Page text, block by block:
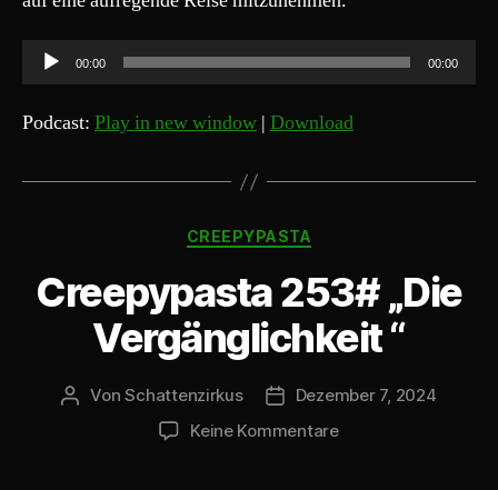
u
d
00:00 00:00
Podcast: Play in new window | Download
Kategorien
CREEPYPASTA
Creepypasta 253# „Die
Vergänglichkeit “
Beitragsautor
VonSchattenzirkus Beitragsdatum
Dezember 7, 2024
Keine Kommentarezu